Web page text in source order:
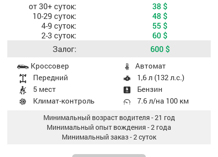
Стоимость, в зависимости от периода аренды
от 30+ суток: 38 $
10-29 суток:
48 $
4-9 суток:
55 $
2-3 суток:
60 $
Залог:
600 $
Характеристики авто
Кросcовер
Aвтомат
Передний
1,6 л (132 л.с.)
5 мест
Бензин
Климат-контроль
7.6 л/на 100 км
Минимальный возраст водителя - 21 год
Минимальный опыт вождения - 2 года
Минимальный заказ - 2 суток